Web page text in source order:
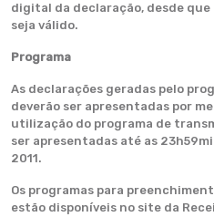
digital da declaração, desde
seja válido.
Programa
As declarações geradas pelo
deverão ser apresentadas por
utilização do programa de
ser apresentadas até as
2011.
Os programas para
estão disponíveis no site da